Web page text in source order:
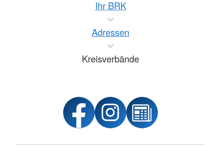
Ihr BRK
Adressen
Kreisverbände